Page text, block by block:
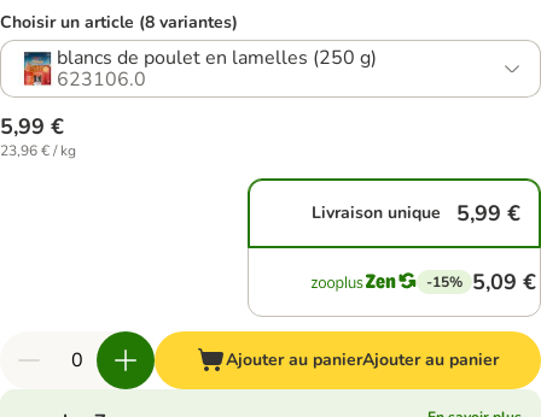
Choisir un article (8 variantes)
blancs de poulet en lamelles (250 g)
623106.0
5,99 €
23,96 € / kg
Livraison unique 5,99 €
-15% 5,09 €
Ajouter au panierAjouter au panier